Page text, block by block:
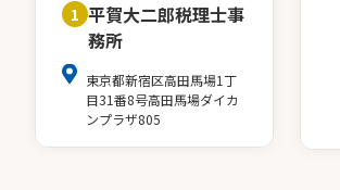
1 平賀大二郎税理士事
務所
東京都新宿区高田馬場1丁
目31番8号高田馬場ダイカ
ンプラザ805